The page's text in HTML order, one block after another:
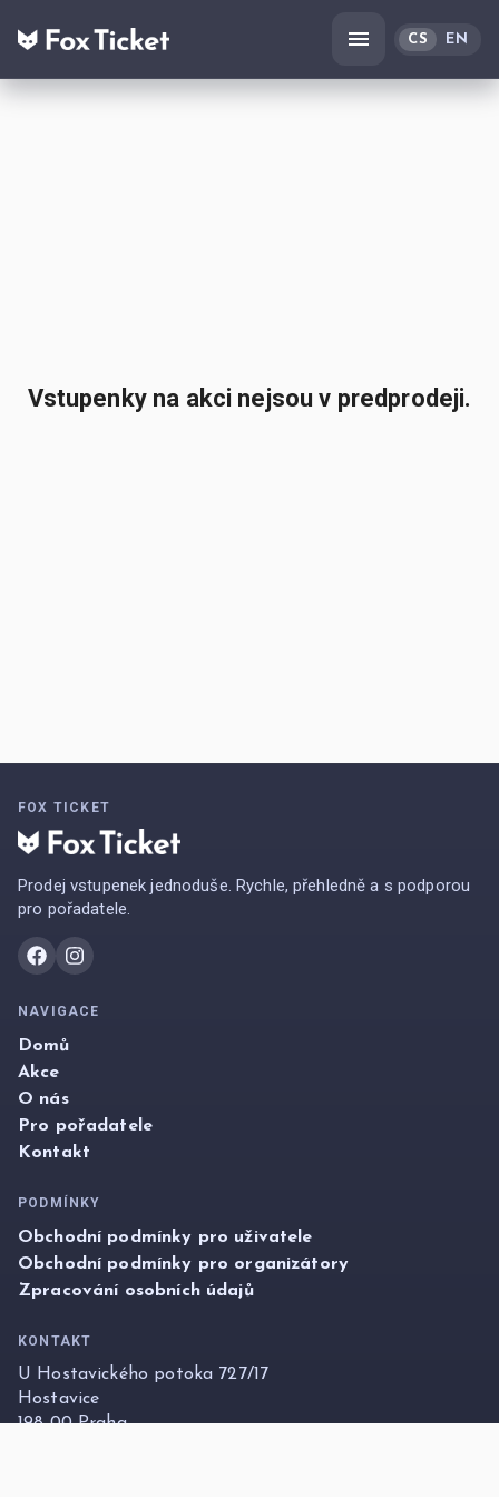
CS EN
Vstupenky na akci nejsou v predprodeji.
FOX TICKET
Prodej vstupenek jednoduše. Rychle, přehledně a s podporou
pro pořadatele.
NAVIGACE
Domů
Akce
O nás
Pro pořadatele
Kontakt
PODMÍNKY
Obchodní podmínky pro uživatele
Obchodní podmínky pro organizátory
Zpracování osobních údajů
KONTAKT
U Hostavického potoka 727/17
Hostavice
198 00 Praha